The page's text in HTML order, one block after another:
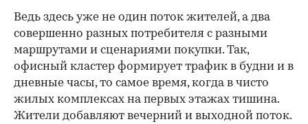
Ведь здесь уже не один поток жителей, а два
совершенно разных потребителя с разными
маршрутами и сценариями покупки. Так,
офисный кластер формирует трафик в будни и в
дневные часы, то самое время, когда в чисто
жилых комплексах на первых этажах тишина.
Жители добавляют вечерний и выходной поток.